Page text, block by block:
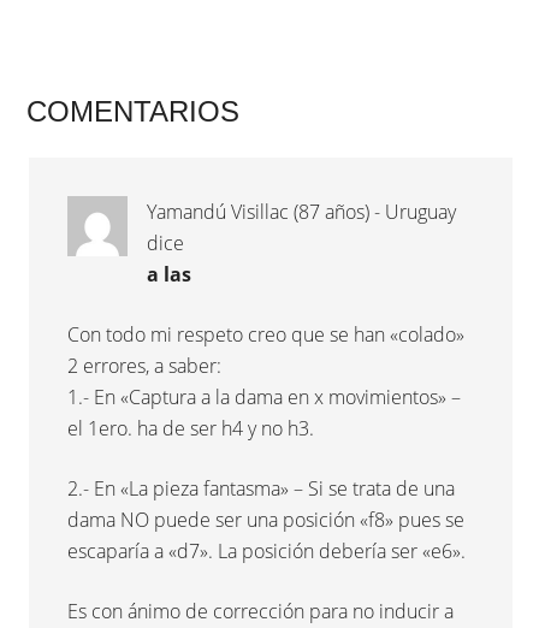
COMENTARIOS
Yamandú Visillac (87 años) - Uruguay
dice
a las
Con todo mi respeto creo que se han «colado»
2 errores, a saber:
1.- En «Captura a la dama en x movimientos» –
el 1ero. ha de ser h4 y no h3.
2.- En «La pieza fantasma» – Si se trata de una
dama NO puede ser una posición «f8» pues se
escaparía a «d7». La posición debería ser «e6».
Es con ánimo de corrección para no inducir a